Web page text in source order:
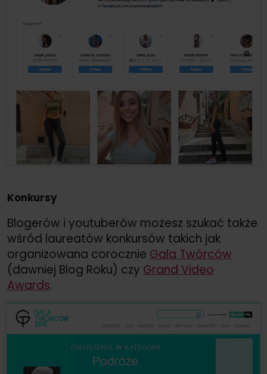
Konkursy
Blogerów i youtuberów możesz szukać także
wśród laureatów konkursów takich jak
organizowana corocznie Gala Twórców
(dawniej Blog Roku) czy Grand Video
Awards.